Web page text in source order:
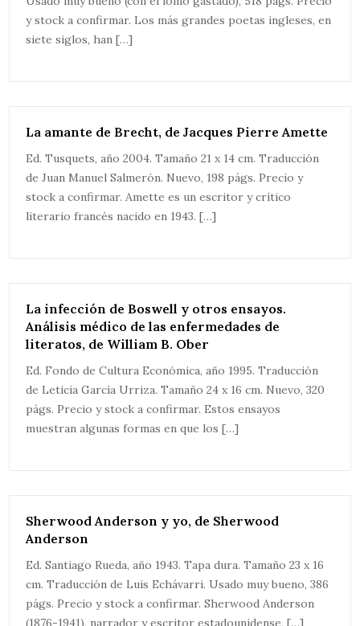
y stock a confirmar. Los más grandes poetas ingleses, en
siete siglos, han […]
La amante de Brecht, de Jacques Pierre Amette
Ed. Tusquets, año 2004. Tamaño 21 x 14 cm. Traducción
de Juan Manuel Salmerón. Nuevo, 198 págs. Precio y
stock a confirmar. Amette es un escritor y crítico
literario francés nacido en 1943. […]
La infección de Boswell y otros ensayos.
Análisis médico de las enfermedades de
literatos, de William B. Ober
Ed. Fondo de Cultura Económica, año 1995. Traducción
de Leticia García Urriza. Tamaño 24 x 16 cm. Nuevo, 320
págs. Precio y stock a confirmar. Estos ensayos
muestran algunas formas en que los […]
Sherwood Anderson y yo, de Sherwood
Anderson
Ed. Santiago Rueda, año 1943. Tapa dura. Tamaño 23 x 16
cm. Traducción de Luis Echávarri. Usado muy bueno, 386
págs. Precio y stock a confirmar. Sherwood Anderson
(1876-1941), narrador y escritor estadounidense, […]